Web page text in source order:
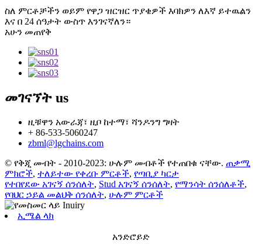
ስለ ምርቶቻችን ወይም የዋጋ ዝርዝር ጥያቄዎች እባክዎን ለእኛ ይተዉልን
እና በ 24 ሰዓታት ውስጥ እንገናኛለን።
አሁን መጠየቅ
መገናኘት us
ዚቹዋን አውራጃ፣ ዚቦ ከተማ፣ ሻንዶንግ ግዛት
+ 86-533-5060247
zbml@lgchains.com
© የቅጂ መብት - 2010-2023: ሁሉም መብቶች የተጠበቁ ናቸው. ጠቃሚ
ምክሮች, ተለይተው የቀረቡ ምርቶች, የጣቢያ ካርታ
የተበየደው አገናኝ ሰንሰለት, Stud አገናኝ ሰንሰለት, የማንሳት ሰንሰለቶች,
የባህር ኃይል መልህቅ ሰንሰለት, ሁሉም ምርቶች
ኢሜል ላክ
አንድሮይድ